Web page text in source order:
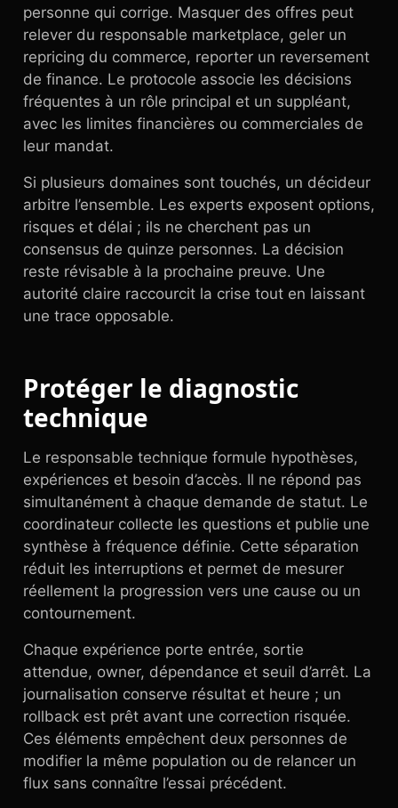
personne qui corrige. Masquer des offres peut
relever du responsable marketplace, geler un
repricing du commerce, reporter un reversement
de finance. Le protocole associe les décisions
fréquentes à un rôle principal et un suppléant,
avec les limites financières ou commerciales de
leur mandat.
Si plusieurs domaines sont touchés, un décideur
arbitre l’ensemble. Les experts exposent options,
risques et délai ; ils ne cherchent pas un
consensus de quinze personnes. La décision
reste révisable à la prochaine preuve. Une
autorité claire raccourcit la crise tout en laissant
une trace opposable.
Protéger le diagnostic
technique
Le responsable technique formule hypothèses,
expériences et besoin d’accès. Il ne répond pas
simultanément à chaque demande de statut. Le
coordinateur collecte les questions et publie une
synthèse à fréquence définie. Cette séparation
réduit les interruptions et permet de mesurer
réellement la progression vers une cause ou un
contournement.
Chaque expérience porte entrée, sortie
attendue, owner, dépendance et seuil d’arrêt. La
journalisation conserve résultat et heure ; un
rollback est prêt avant une correction risquée.
Ces éléments empêchent deux personnes de
modifier la même population ou de relancer un
flux sans connaître l’essai précédent.